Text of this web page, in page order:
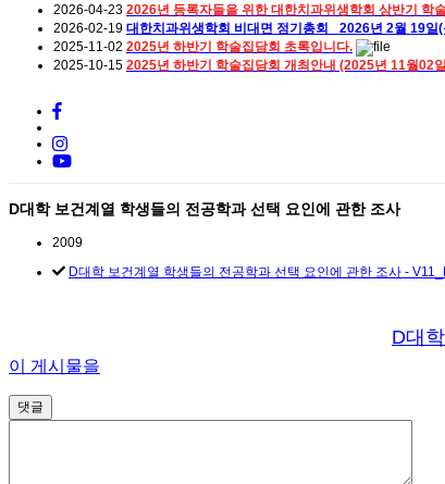
2026-04-23 2026년 등록자들을 위한 대한치과위생학회 상반기 학
2026-02-19 대한치과위생학회 비대면 정기총회_ 2026년 2월 19일
2025-11-02 2025년 하반기 학술집담회 초록입니다.
2025-10-15 2025년 하반기 학술집담회 개최안내 (2025년 11월02
D대학 보건계열 학생들의 전공학과 선택 요인에 관한 조사
2009
D대학 보건계열 학생들의 전공학과 선택 요인에 관한 조사 -
D대
이 게시물을
댓글